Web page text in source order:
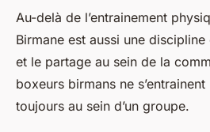
Au-delà de l’entrainement
Birmane est aussi une discipline
et le partage au sein de la
boxeurs birmans ne
toujours au sein d’un groupe.